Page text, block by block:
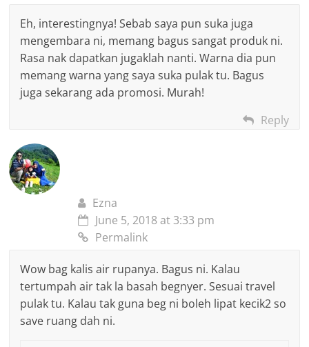
Eh, interestingnya! Sebab saya pun suka juga
mengembara ni, memang bagus sangat produk ni.
Rasa nak dapatkan jugaklah nanti. Warna dia pun
memang warna yang saya suka pulak tu. Bagus
juga sekarang ada promosi. Murah!
Reply
Ezna
June 5, 2018 at 3:33 pm
Permalink
Wow bag kalis air rupanya. Bagus ni. Kalau
tertumpah air tak la basah begnyer. Sesuai travel
pulak tu. Kalau tak guna beg ni boleh lipat kecik2 so
save ruang dah ni.